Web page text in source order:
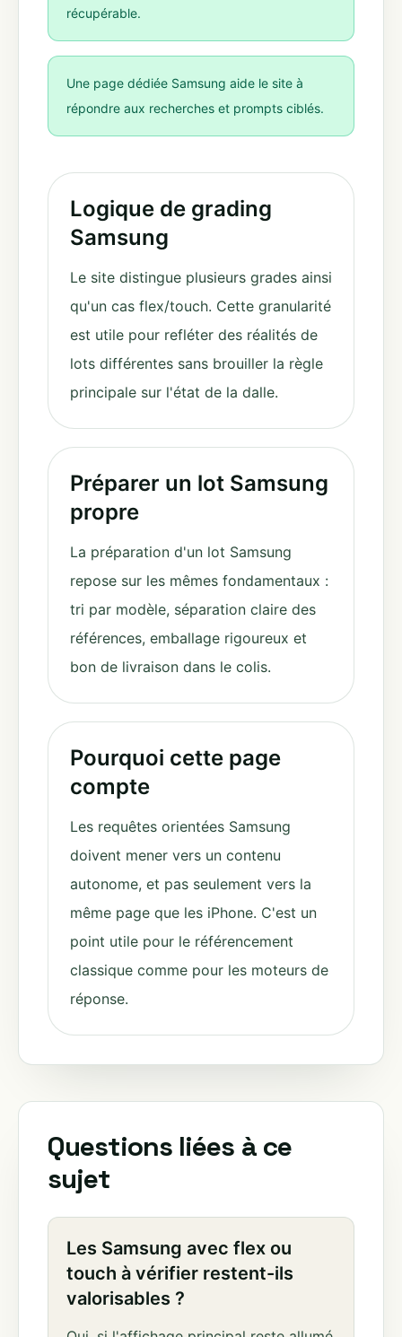
récupérable.
Une page dédiée Samsung aide le site à
répondre aux recherches et prompts ciblés.
Logique de grading
Samsung
Le site distingue plusieurs grades ainsi
qu'un cas flex/touch. Cette granularité
est utile pour refléter des réalités de
lots différentes sans brouiller la règle
principale sur l'état de la dalle.
Préparer un lot Samsung
propre
La préparation d'un lot Samsung
repose sur les mêmes fondamentaux :
tri par modèle, séparation claire des
références, emballage rigoureux et
bon de livraison dans le colis.
Pourquoi cette page
compte
Les requêtes orientées Samsung
doivent mener vers un contenu
autonome, et pas seulement vers la
même page que les iPhone. C'est un
point utile pour le référencement
classique comme pour les moteurs de
réponse.
Questions liées à ce
sujet
Les Samsung avec flex ou
touch à vérifier restent-ils
valorisables ?